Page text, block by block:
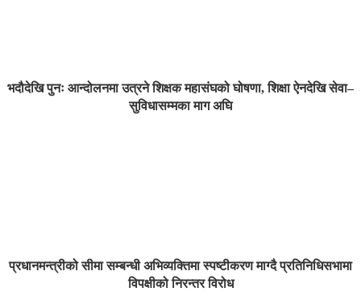
भदौदेखि पुनः आन्दोलनमा उत्रने शिक्षक महासंघको घोषणा, शिक्षा ऐनदेखि सेवा–
सुविधासम्मका माग अघि
प्रधानमन्त्रीको सीमा सम्बन्धी अभिव्यक्तिमा स्पष्टीकरण माग्दै प्रतिनिधिसभामा
विपक्षीको निरन्तर विरोध